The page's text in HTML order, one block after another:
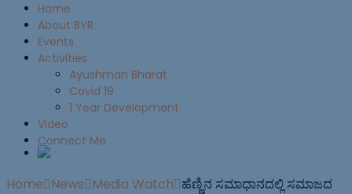
Home
About BYR
Events
Activities
Ayushman Bharat
Covid 19
1 Year Development
Video
Connect Me
Home News Media Watch ಹೆಣ್ಣಿನ ಸಮಾಧಾನದಲ್ಲಿ ಸಮಾಜದ